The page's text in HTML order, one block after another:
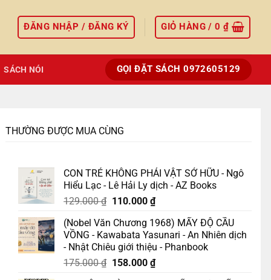
ĐĂNG NHẬP / ĐĂNG KÝ GIỎ HÀNG /0₫
SÁCH NÓI GỌI ĐẶT SÁCH 0972605129
THƯỜNG ĐƯỢC MUA CÙNG
CON TRẺ KHÔNG PHẢI VẬT SỞ HỮU - Ngô
Hiểu Lạc - Lê Hải Ly dịch - AZ Books
129.000₫ Giá
là:
129.000 ₫.
110.000 ₫Giá
tại
là:
110.000 ₫.
(Nobel Văn Chương 1968) MẤY ĐỘ CẦU
VỒNG - Kawabata Yasunari - An Nhiên dịch
- Nhật Chiêu giới thiệu - Phanbook
175.000₫ Giá
158.000 ₫Giá